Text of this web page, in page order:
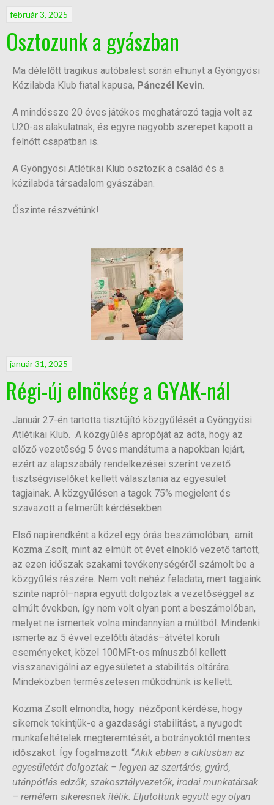
február 3, 2025
Osztozunk a gyászban
Ma délelőtt tragikus autóbalest során elhunyt a Gyöngyösi
Kézilabda Klub fiatal kapusa, Pánczél Kevin
A mindössze 20 éves játékos meghatározó tagja volt az
U20-as alakulatnak, és egyre nagyobb szerepet kapott a
felnőtt csapatban is.
A Gyöngyösi Atlétikai Klub osztozik a család és a
kézilabda társadalom gyászában.
Őszinte részvétünk!
január 31, 2025
Régi-új elnökség a GYAK-nál
Január 27-én tartotta tisztújító közgyűlését a Gyöngyösi
Atlétikai Klub. A közgyűlés apropóját az adta, hogy az
előző vezetőség 5 éves mandátuma a napokban lejárt,
ezért az alapszabály rendelkezései szerint vezető
tisztségviselőket kellett választania az egyesület
tagjainak. A közgyűlésen a tagok 75% megjelent és
szavazott a felmerült kérdésekben.
Első napirendként a közel egy órás beszámolóban, amit
Kozma Zsolt, mint az elmúlt öt évet elnöklő vezető tartott,
az ezen időszak szakami tevékenységéről számolt be a
közgyűlés részére. Nem volt nehéz feladata, mert tagjaink
szinte napról–napra együtt dolgoztak a vezetőséggel az
elmúlt években, így nem volt olyan pont a beszámolóban,
melyet ne ismertek volna mindannyian a múltból. Mindenki
ismerte az 5 évvel ezelőtti átadás–átvétel körüli
eseményeket, közel 100MFt-os mínuszból kellett
visszanavigálni az egyesületet a stabilitás oltárára.
Mindeközben természetesen működnünk is kellett.
Kozma Zsolt elmondta, hogy nézőpont kérdése, hogy
sikernek tekintjük-e a gazdasági stabilitást, a nyugodt
munkafeltételek megteremtését, a botrányoktól mentes
időszakot. Így fogalmazott: “Akik ebben a ciklusban az
egyesületért dolgoztak – legyen az szertárós, gyúró,
utánpótlás edzők, szakosztályvezetők, irodai munkatársak
– remélem sikeresnek ítélik. Eljutottunk együtt egy olyan